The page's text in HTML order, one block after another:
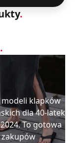
.
.
modeli klapków
dla 40-latek na
To gotowa